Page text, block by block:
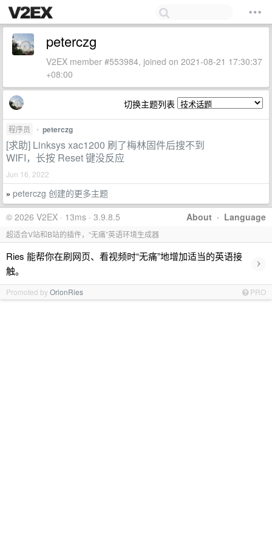
peterczg
V2EX member #553984, joined on 2021-08-21 17:30:37
+08:00
切换主题列表
程序员 • peterczg
[求助] Linksys xac1200 刷了梅林固件后搜不到
WIFI，长按 Reset 键没反应
Jun 16, 2022
» peterczg 创建的更多主题
About · Language
© 2026 V2EX · 13ms · 3.9.8.5
超适合V站和B站的插件，“无痛”英语环境生成器
Ries 能帮你在刷网页、看视频时“无痛”地增加适当的英语接
触。
›
Promoted byOrionRies PRO